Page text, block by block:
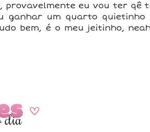
provavelmente eu vou ter qê
ganhar um quarto quietinho
bem, é o meu jeitinho,
A
dia